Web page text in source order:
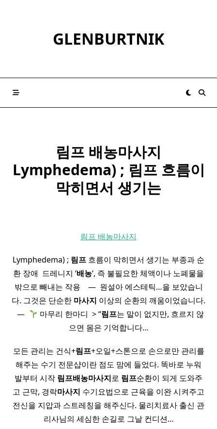
GLENBURTNIK
림프 배농마사지
Lymphedema) ; 림프 흐름이
막히면서 생기는
림프 배농마사지
Lymphedema) ; 림프 흐름이 막히면서 생기는 부종과 순
환 장애 ​ 드레니지 ‘배농‘, 즉 불필요한 체액이나 노폐물을
밖으로 빼내는 작용 ​ ​ ​ — ​ 원설아 에스테틱…을 보았습니
다. 그것은 단순한 마사지 이상의 순환의 깨움이었습니다.
​ ​ — ​
마무리 한마디​ ​ > “림프는 말이 없지만, 흐르지 않
으면 몸은 기억합니다…
모든 관리는 건식+림프+오일+스톤으로 손으로만 관리를
해주는 수기 전문샵이란 점도 맘에 들었다. 똑바로 누워
발부터 시작 림프배농마사지로 림프순환이 되게 도와주
고 근막, 경락마사지 수기요법으로 근육을 이완 시켜주고
전신을 지압과 스트레칭을 해주신다. 물리치료사 출신 관
리사님의 세심한 손길로 그날 컨디션…